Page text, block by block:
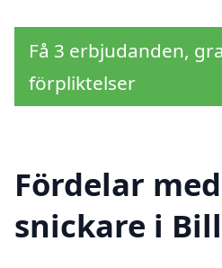
Få 3 erbjudanden,
förpliktelser
Fördelar
snickare i